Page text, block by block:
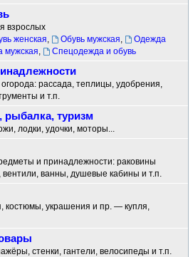
взрослых
женская, Обувь мужская,
Одежда
мужская, Спецодежда и обувь
рассада, теплицы, удобрения,
и т.п.
рыбалка, туризм
лодки, удочки, моторы...
и принадлежности: раковины
вентили, ванны, душевые кабины и т.п.
костюмы, украшения и пр. — купля,
стенки, гантели, велосипеды и т.п.